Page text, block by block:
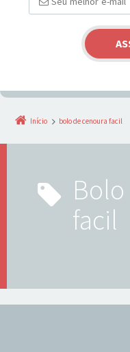
Início bolo de cenoura facil
bolo de cenoura
facil